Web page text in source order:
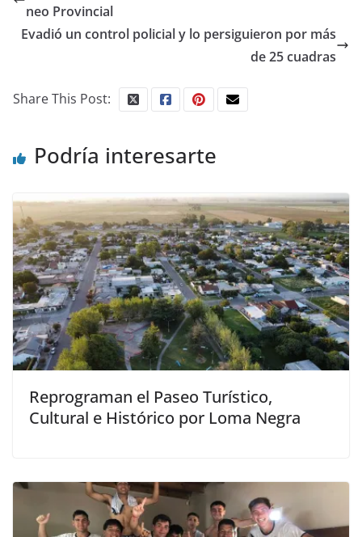
neo Provincial
Evadió un control policial y lo persiguieron por más
de 25 cuadras
Share This Post:
Podría interesarte
Reprograman el Paseo Turístico,
Cultural e Histórico por Loma Negra